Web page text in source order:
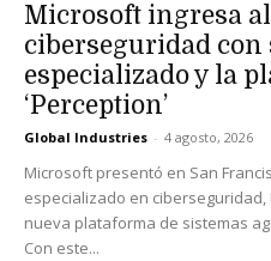
Microsoft ingresa
ciberseguridad
especializado y la
‘Perception’
Global Industries - 4 agosto, 2026
Microsoft presentó en San
especializado en ciberseguridad,
nueva plataforma de sistemas
Con este...